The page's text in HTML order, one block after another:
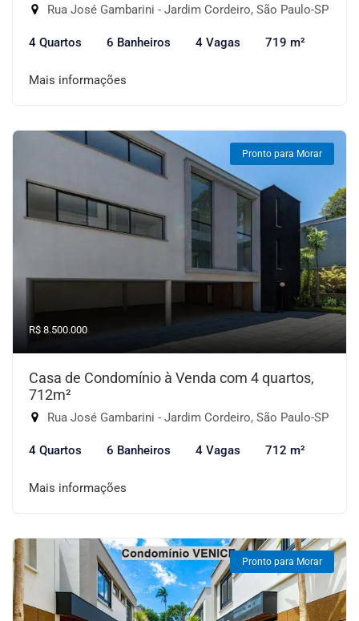
Rua José Gambarini - Jardim Cordeiro, São Paulo-SP
4 Quartos 6 Banheiros 4 Vagas 719 m²
Mais informações
Pronto para Morar
R$ 8.500.000
Casa de Condomínio à Venda com 4 quartos,
712m²
Rua José Gambarini - Jardim Cordeiro, São Paulo-SP
4 Quartos 6 Banheiros 4 Vagas 712 m²
Mais informações
Pronto para Morar